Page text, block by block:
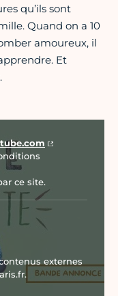
qu’ils sont
Quand on a 10
amoureux, il
Et
ce site.
externes